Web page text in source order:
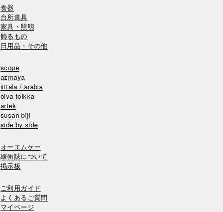
食器
台所道具
家具・照明
飾るもの
日用品・その他
scope
azmaya
iittala / arabia
oiva toikka
artek
susan bijl
side by side
オーエムケー
緩衝誌について
掲示板
ご利用ガイド
よくあるご質問
マイページ